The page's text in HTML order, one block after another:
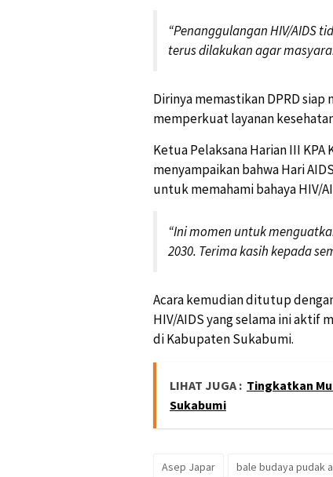
“Penanggulangan HIV/AIDS
terus dilakukan agar
Dirinya memastikan DPRD
memperkuat layanan
Ketua Pelaksana Harian III
menyampaikan bahwa Hari
untuk memahami bahaya HIV/
“Ini momen untuk
2030. Terima kasih kepada
Acara kemudian ditutup
HIV/AIDS yang selama ini aktif
di Kabupaten Sukabumi.
LIHAT JUGA : Tingkatkan
Sukabumi
Asep Japar bale budaya pudak